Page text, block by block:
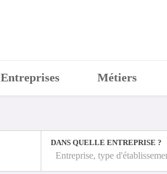
Entreprises Métiers
DANS QUELLE ENTREPRISE ?
Entreprise, type